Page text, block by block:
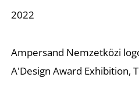
2022
Ampersand Nemzetközi
A'Design Award Exhibition,